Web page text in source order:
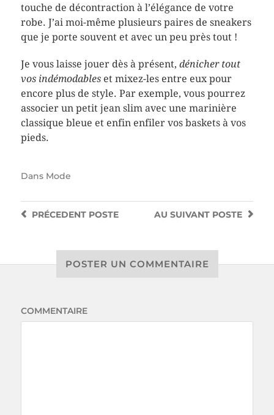
touche de décontraction à l’élégance de votre
robe. J’ai moi-même plusieurs paires de sneakers
que je porte souvent et avec un peu près tout !
Je vous laisse jouer dès à présent, dénicher tout
vos indémodableset mixez-les entre eux pour
encore plus de style. Par exemple, vous pourrez
associer un petit jean slim avec une marinière
classique bleue et enfin enfiler vos baskets à vos
pieds.
Dans Mode
AU SUIVANT POSTE
PRÉCEDENTPOSTE
POSTER UN COMMENTAIRE
COMMENTAIRE